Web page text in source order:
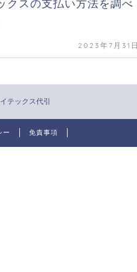
クスの支払い方法を調べ
2023年7月31
テックス代引
ー 免責事項